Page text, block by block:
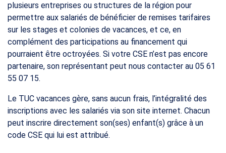
plusieurs entreprises ou structures de la région pour
permettre aux salariés de bénéficier de remises tarifaires
sur les stages et colonies de vacances, et ce, en
complément des participations au financement qui
pourraient être octroyées. Si votre CSE n’est pas encore
partenaire, son représentant peut nous contacter au 05 61
55 07 15.
Le TUC vacances gère, sans aucun frais, l’intégralité des
inscriptions avec les salariés via son site internet. Chacun
peut inscrire directement son(ses) enfant(s) grâce à un
code CSE qui lui est attribué.